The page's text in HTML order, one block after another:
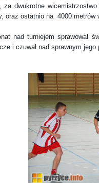
za dwukrotne
oraz ostatnio na 4000 metrów
turniejem sprawował św.
i czuwał nad sprawnym